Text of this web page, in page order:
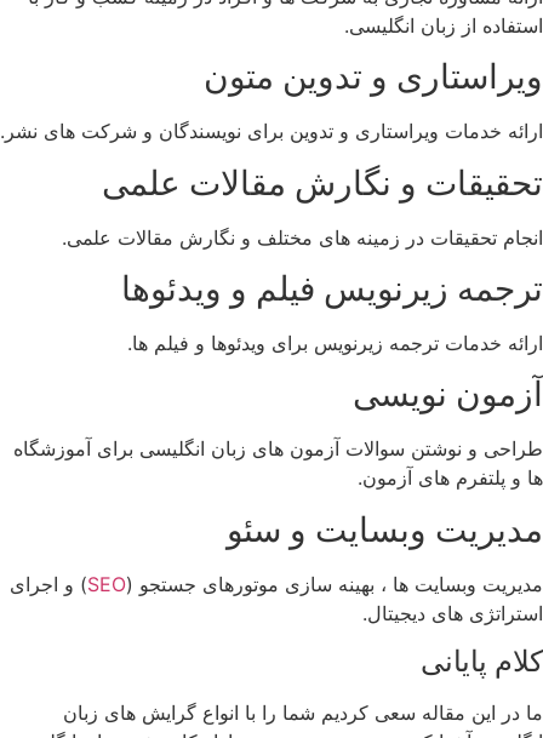
استفاده از زبان انگلیسی.
ویراستاری و تدوین متون
ارائه خدمات ویراستاری و تدوین برای نویسندگان و شرکت‌ های نشر.
تحقیقات و نگارش مقالات علمی
انجام تحقیقات در زمینه‌ های مختلف و نگارش مقالات علمی.
ترجمه زیرنویس فیلم و ویدئوها
ارائه خدمات ترجمه زیرنویس برای ویدئوها و فیلم‌ ها.
آزمون نویسی
طراحی و نوشتن سوالات آزمون‌ های زبان انگلیسی برای آموزشگاه‌
ها و پلتفرم‌ های آزمون.
مدیریت وبسایت و سئو
مدیریت وبسایت ‌ها ، بهینه ‌سازی موتورهای جستجو (SEO) و اجرای
استراتژی‌ های دیجیتال.
کلام پایانی
ما در این مقاله سعی کردیم شما را با انواع گرایش های زبان